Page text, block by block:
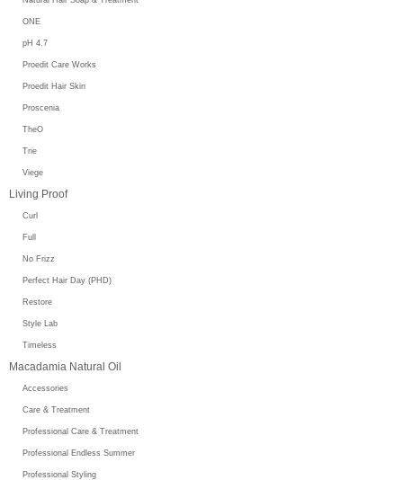
ONE
pH 4.7
Proedit Care Works
Proedit Hair Skin
Proscenia
TheO
Trie
Viege
Living Proof
Curl
Full
No Frizz
Perfect Hair Day (PHD)
Restore
Style Lab
Timeless
Macadamia Natural Oil
Accessories
Care & Treatment
Professional Care & Treatment
Professional Endless Summer
Professional Styling